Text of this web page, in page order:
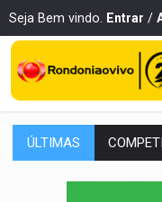
Seja Bem vindo. Entrar /
ÚLTIMAS
PERIGO: